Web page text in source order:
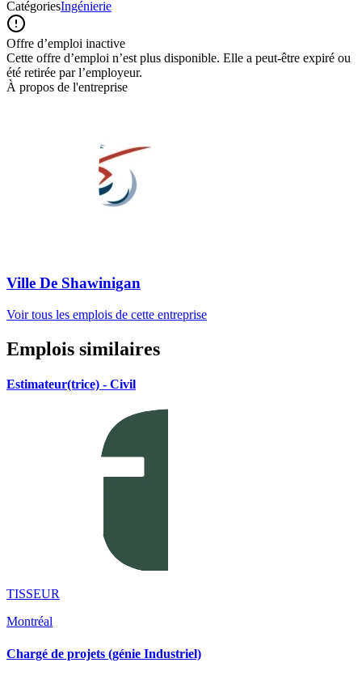
CatégoriesIngénierie
Offre d’emploi inactive
Cette offre d’emploi n’est plus disponible. Elle a peut-être expiré ou
été retirée par l’employeur.
À propos de l'entreprise
Ville De Shawinigan
Voir tous les emplois de cette entreprise
Emplois similaires
Estimateur(trice) - Civil
TISSEUR
Montréal
Chargé de projets (génie Industriel)